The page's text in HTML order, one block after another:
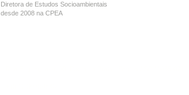
Diretora de Estudos Socioambientais
desde 2008 na CPEA